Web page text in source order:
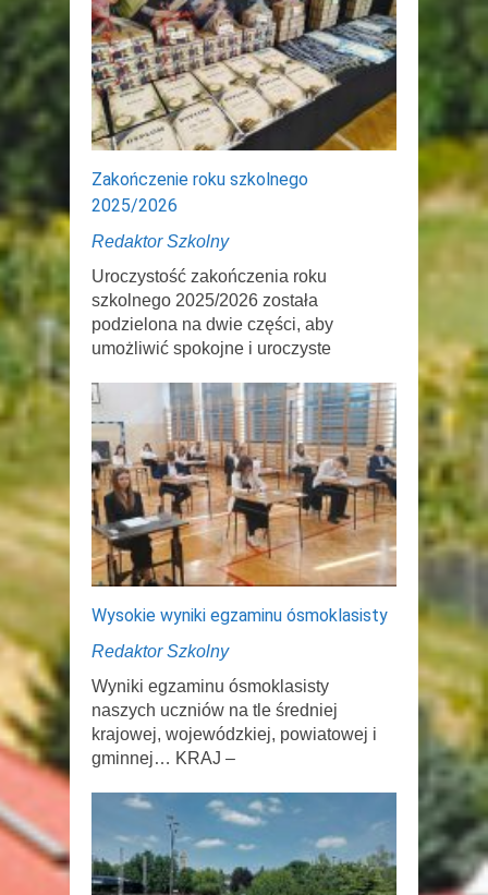
Zakończenie roku szkolnego
2025/2026
Redaktor Szkolny
Uroczystość zakończenia roku
szkolnego 2025/2026 została
podzielona na dwie części, aby
umożliwić spokojne i uroczyste
Wysokie wyniki egzaminu ósmoklasisty
Redaktor Szkolny
Wyniki egzaminu ósmoklasisty
naszych uczniów na tle średniej
krajowej, wojewódzkiej, powiatowej i
gminnej… KRAJ –